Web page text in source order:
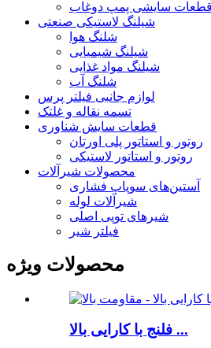
شیلنگ لاستیکی صنعتی
شلنگ هوا
شیلنگ شیمیایی
شیلنگ مواد غذایی
شلنگ آب
لوازم جانبی فیلتر پرس
تسمه نقاله و غلتک
قطعات سایش شناوری
روتور و استاتور پلی اورتان
روتور و استاتور لاستیکی
محصولات شیرآلات
آستین‌های سوپاپ فشاری
شیرآلات لوله
شیرهای توپی اصلی
فیلتر شیر
محصولات ویژه
فلنج با کارایی بالا ...